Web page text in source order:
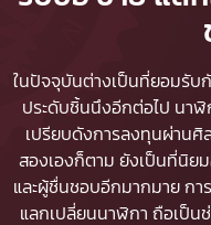
ในปัจจุบันต่างเป็นที่ยอมรับ
ประดับชิ้นนึงอีกต่อไป นา
เปรียบดังการลงทุนผ่านศิ
สองเองก็ตาม ยังเป็นที่นิย
และผู้ชื่นชอบอีกมากมายกา
แลกเปลี่ยนนาฬิกา ถือเป็น